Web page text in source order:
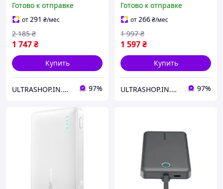
PD22,5W + быстрая
зарядка батарея зарядка
Черный
Готово к отправке
от291 ₴/мес
1 747₴
2 185 ₴
Купить
ULTRASHOP.IN.UA 🛒 Интернет-магазин трендовых гаджетов 97%
LENYES PX270D 20000 мАч
PD22,5Вт Черный
Готово к отправке
от266₴/мес
1 597₴
1 997 ₴
Купить
ULTRASHOP.IN.UA 🛒 Интернет-магазин трендовых гаджетов 97%